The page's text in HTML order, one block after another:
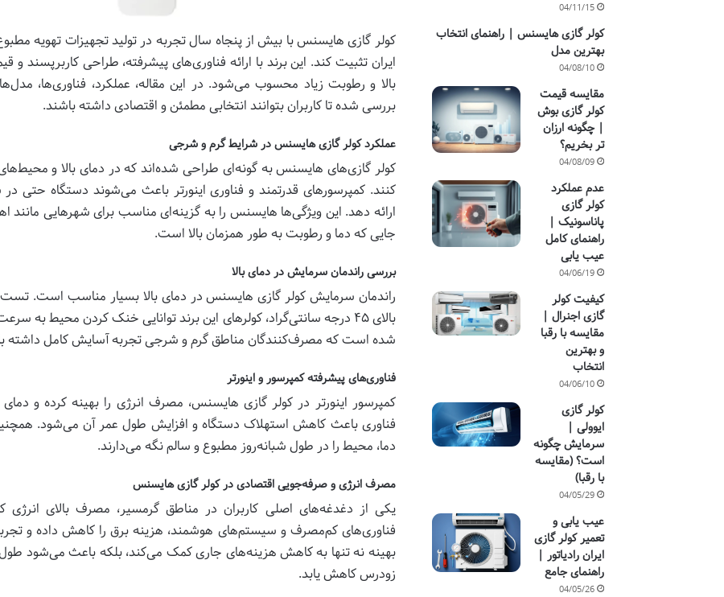
کولر گازی هایسنس با بیش از پنجاه سال تجربه در تولید تجهیزات تهویه
ایران تثبیت کند. این برند با ارائه فناوری‌های پیشرفته، طراحی کاربرپسند و
بالا و رطوبت زیاد محسوب می‌شود. در این مقاله، عملکرد، فناوری‌ها،
بررسی شده تا کاربران بتوانند انتخابی مطمئن و اقتصادی داشته باشند.
عملکرد کولر گازی هایسنس در شرایط گرم و شرجی
کولر گازی‌های هایسنس به گونه‌ای طراحی شده‌اند که در دمای بالا و
کنند. کمپرسورهای قدرتمند و فناوری اینورتر باعث می‌شوند دستگاه
ارائه دهد. این ویژگی‌ها هایسنس را به گزینه‌ای مناسب برای شهرهایی مانند
جایی که دما و رطوبت به طور همزمان بالا است.
بررسی راندمان سرمایش در دمای بالا
راندمان سرمایش کولر گازی هایسنس در دمای بالا بسیار مناسب است.
بالای ۴۵ درجه سانتی‌گراد، کولرهای این برند توانایی خنک کردن محیط
شده است که مصرف‌کنندگان مناطق گرم و شرجی تجربه آسایش کامل داشته
فناوری‌های پیشرفته کمپرسور و اینورتر
کمپرسور اینورتر در کولر گازی هایسنس، مصرف انرژی را بهینه کرده و
فناوری باعث کاهش استهلاک دستگاه و افزایش طول عمر آن می‌شود.
دما، محیط را در طول شبانه‌روز مطبوع و سالم نگه می‌دارند.
مصرف انرژی و صرفه‌جویی اقتصادی در کولر گازی هایسنس
یکی از دغدغه‌های اصلی کاربران در مناطق گرمسیر، مصرف بالای
فناوری‌های کم‌مصرف و سیستم‌های هوشمند، هزینه برق را کاهش داده و
بهینه نه تنها به کاهش هزینه‌های جاری کمک می‌کند، بلکه باعث می‌شود طول
زودرس کاهش یابد.
04/11/15
کولر گازی هایسنس | راهنمای انتخاب
بهترین مدل
04/08/10
مقایسه قیمت
کولر گازی بوش
| چگونه ارزان
تر بخریم؟
04/08/09
عدم عملکرد
کولر گازی
پاناسونیک |
راهنمای کامل
عیب یابی
04/06/19
کیفیت کولر
گازی اجنرال |
مقایسه با رقبا
و بهترین
انتخاب
04/06/10
کولر گازی
ایوولی |
سرمایش چگونه
است؟ (مقایسه
با رقبا)
04/05/29
عیب یابی و
تعمیر کولر گازی
ایران رادیاتور |
راهنمای جامع
04/05/26